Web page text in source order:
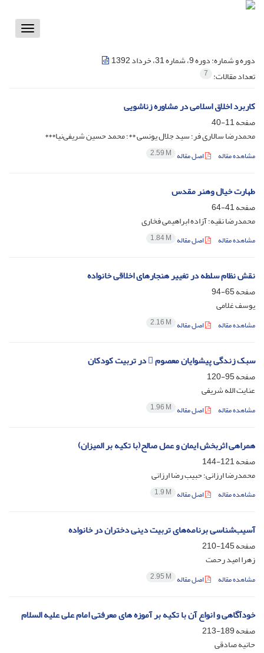
Toggle
دوره و شماره:دوره 9، شماره 31، خرداد 1392
تعداد مقالات: 7
کاربرد اخلاق اسلامی در مشاوره زناشویی
صفحه11-40
محمدرضا سالاری فر؛ سید جلال یونسی **؛ محمد حسین شریفی‌نیا***
مشاهده مقاله اصل مقاله 2.59 M
طهارت خیال وهنر مقدس
صفحه41-64
محمدرضا نقیه؛ آزاده ابراهیمی فخاری
مشاهده مقاله اصل مقاله 1.84 M
نقش نظام سلطه در تغییر هنجارهای اخلاقی خانواده
صفحه65-94
یوسف غلامی
مشاهده مقاله اصل مقاله 2.16 M
سبک زندگی پیشوایان معصوم  در تربیت کودکان
صفحه95-120
عنایت الله شریفی
مشاهده مقاله اصل مقاله 1.96 M
همراهی اثربخش ایمان و عمل صالح(با تکیه بر المیزان)
صفحه121-144
محمدرضا ارزانی؛ حبیب رضا ارزانی
مشاهده مقاله اصل مقاله 1.9 M
آسیب‌شناسی برنامه‌های تربیت دینی دختران در خانواده
صفحه145-210
زهرا امید رحمت
مشاهده مقاله اصل مقاله 2.95 M
خودآگاهی و انواع آن با تکیه بر آموزه های معرفتی امام علی علیه السلام
صفحه189-213
حانیه صادقی